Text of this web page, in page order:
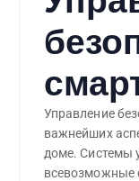
Управление
важнейших
доме. Системы
всевозможные